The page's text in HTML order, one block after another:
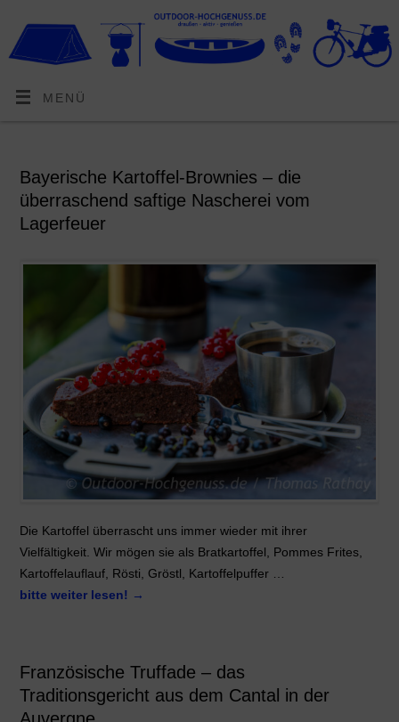
MENÜ
Bayerische Kartoffel-Brownies – die
überraschend saftige Nascherei vom
Lagerfeuer
Die Kartoffel überrascht uns immer wieder mit ihrer
Vielfältigkeit. Wir mögen sie als Bratkartoffel, Pommes Frites,
Kartoffelauflauf, Rösti, Gröstl, Kartoffelpuffer …
bitte weiter lesen! →
Französische Truffade – das
Traditionsgericht aus dem Cantal in der